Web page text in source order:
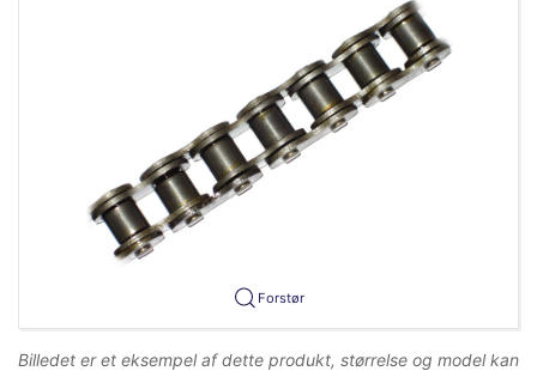
Forstør
Billedet er et eksempel af dette produkt, størrelse og model kan